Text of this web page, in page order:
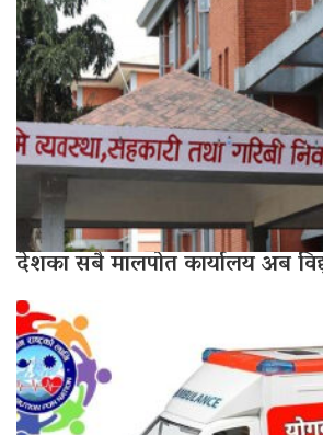
देशका सबै मालपोत कार्यालय अब